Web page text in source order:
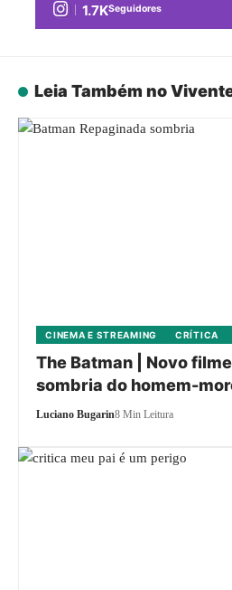
1.7KSeguidores
Leia Também no
CINEMA E STREAMING CRÍTICA
The Batman | Novo
sombria do homem-
Luciano Bugarin8 Min Leitura